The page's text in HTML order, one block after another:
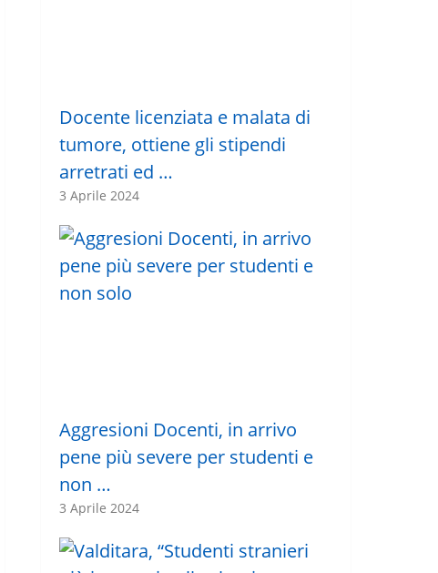
Docente licenziata e malata di
tumore, ottiene gli stipendi
arretrati ed …
3 Aprile 2024
Aggresioni Docenti, in arrivo
pene più severe per studenti e
non …
3 Aprile 2024